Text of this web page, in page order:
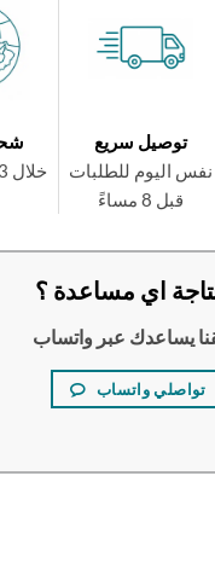
توصيل سريع
نفس اليوم للطلبات
قبل 8 مساءً
خلال 3–5 أيام عمل
اي مساعدة ؟
يساعدك عبر واتساب
تواصلي واتساب